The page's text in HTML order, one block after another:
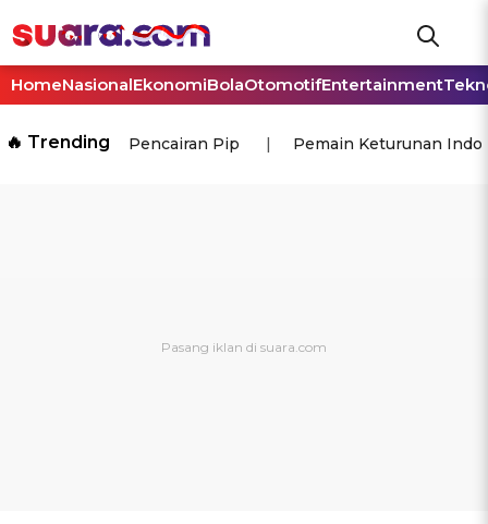
HomeNasionalEkonomiBolaOtomotifEntertainment
🔥 Trending Pencairan Pip Pemain Keturunan